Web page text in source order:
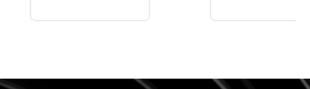
42х32,2х19
2003